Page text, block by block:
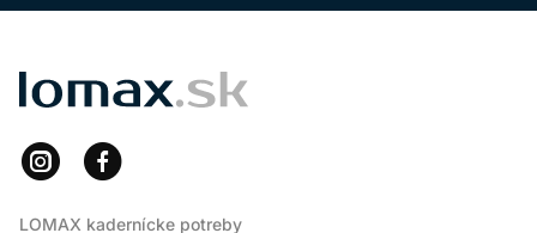
LOMAX
LOMAX kadernícke potreby